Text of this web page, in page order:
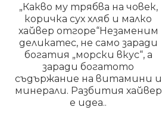
„Какво му трябва на човек,
коричка сух хляб и малко
хайвер отгоре“Незаменим
деликатес, не само заради
богатия „морски вкус“, а
заради богатото
съдържание на витамини и
минерали. Разбития хайвер
е идеа..